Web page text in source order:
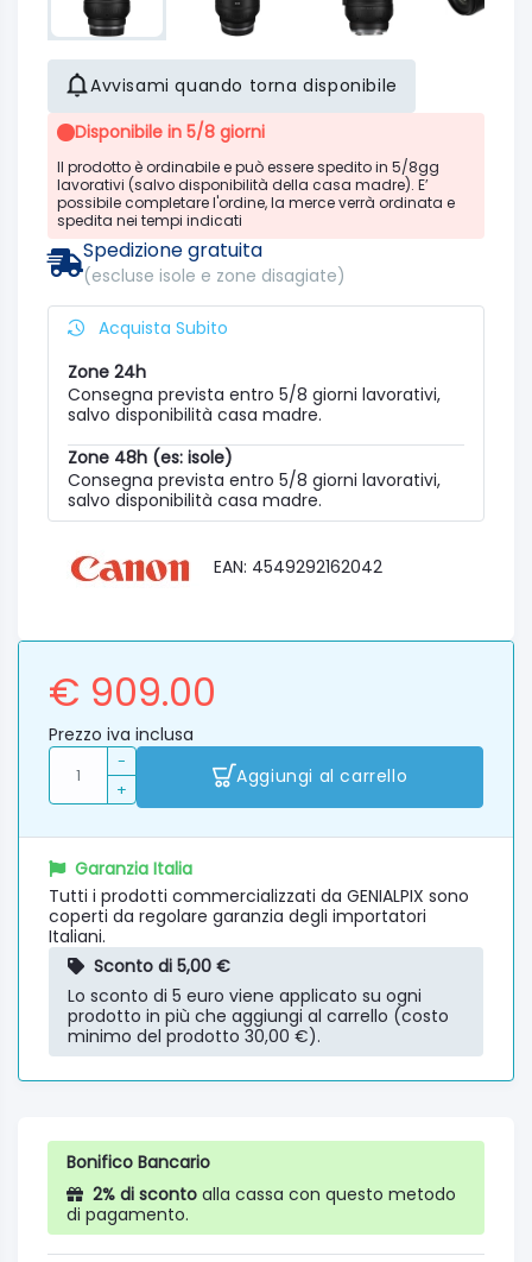
Avvisami quando torna disponibile
Disponibile in 5/8 giorni
Il prodotto è ordinabile e può essere spedito in 5/8gg
lavorativi (salvo disponibilità della casa madre). E’
possibile completare l'ordine, la merce verrà ordinata e
spedita nei tempi indicati
Spedizione gratuita
(escluse isole e zone disagiate)
Acquista Subito
Zone 24h
Consegna prevista entro 5/8 giorni lavorativi,
salvo disponibilità casa madre.
Zone 48h (es: isole)
Consegna prevista entro 5/8 giorni lavorativi,
salvo disponibilità casa madre.
EAN: 4549292162042
€ 909.00
Prezzo iva inclusa
-
+
Aggiungi al carrello
Garanzia Italia
Tutti i prodotti commercializzati da GENIALPIX sono
coperti da regolare garanzia degli importatori
Italiani.
Sconto di 5,00 €
Lo sconto di 5 euro viene applicato su ogni
prodotto in più che aggiungi al carrello (costo
minimo del prodotto 30,00 €).
Bonifico Bancario
2% di sconto alla cassa con questo metodo
di pagamento.